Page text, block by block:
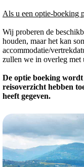
Als u een optie-boeking
Wij proberen de
houden, maar het kan
accommodatie/
zullen we in overleg met
De optie boeking
reisoverzicht hebben
heeft gegeven.